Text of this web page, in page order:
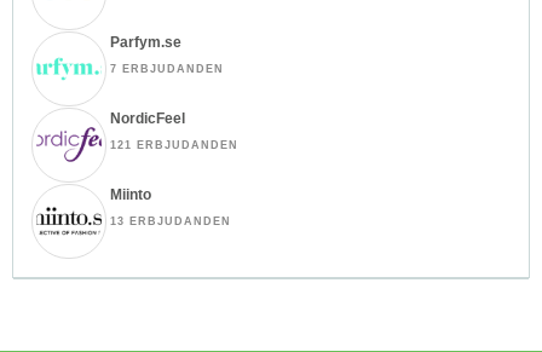
Parfym.se
7 ERBJUDANDEN
NordicFeel
121 ERBJUDANDEN
Miinto
13 ERBJUDANDEN